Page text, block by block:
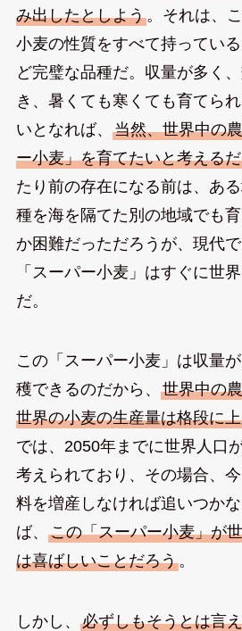
み出したとしよう。それは、
小麦の性質をすべて持ってい
ど完璧な品種だ。収量が多く
き、暑くても寒くても育てら
いとなれば、 当然、世界中の
ー小麦」を育てたいと考える
たり前の存在になる前は、あ
種を海を隔てた別の地域でも
か困難だっただろうが、現代
「スーパー小麦」はすぐに世
だ。
この「スーパー小麦」は収量
穫できるのだから、 世界中の
世界の小麦の生産量は格段に
では、2050年までに世界人口
考えられており、その場合、
料を増産しなければ追いつか
ば、 この「スーパー小麦」が
は喜ばしいことだろう。
しかし、 必ずしもそうとは言